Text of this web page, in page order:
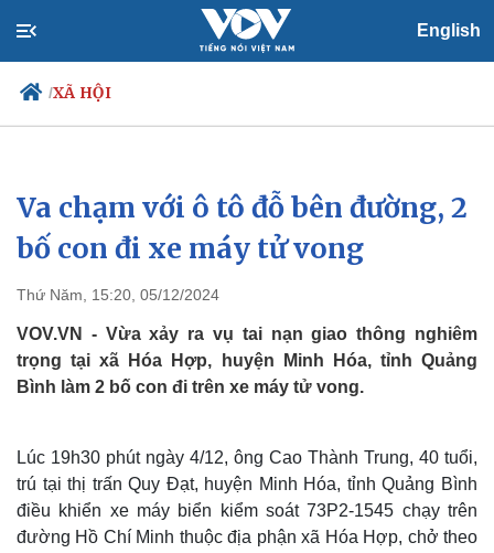
English
/XÃ HỘI
Chính trị
Đảng
Tổ chức nhân sự
Nhận diện sự thật
Xã hội
Tin 24h
Dự báo thời tiết
Việc làm
Biển đảo
Va chạm với ô tô đỗ bên đường, 2
bố con đi xe máy tử vong
Thứ Năm, 15:20, 05/12/2024
VOV.VN - Vừa xảy ra vụ tai nạn giao thông nghiêm
trọng tại xã Hóa Hợp, huyện Minh Hóa, tỉnh Quảng
Bình làm 2 bố con đi trên xe máy tử vong.
Lúc 19h30 phút ngày 4/12, ông Cao Thành Trung, 40 tuổi,
trú tại thị trấn Quy Đạt, huyện Minh Hóa, tỉnh Quảng Bình
điều khiển xe máy biển kiểm soát 73P2-1545 chạy trên
đường Hồ Chí Minh thuộc địa phận xã Hóa Hợp, chở theo